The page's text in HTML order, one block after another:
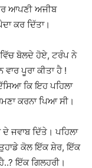
ਆਪਣੀ ਅਜੀਬ
ਕਰ ਦਿੱਤਾ।
ਬੋਲਦੇ ਹੋਏ, ਟਰੰਪ ਨੇ
ਪੂਰਾ ਕੀਤਾ ਹੈ !
ਕਿ ਇਹ ਪਹਿਲਾ
ਕਰਨਾ ਪਿਆ ਸੀ।
ਜਵਾਬ ਦਿੱਤੇ। ਪਹਿਲਾ
ਕੋਲ ਇੱਕ ਸ਼ੇਰ, ਇੱਕ
ਇੱਕ ਗਿਲਹਰੀ।